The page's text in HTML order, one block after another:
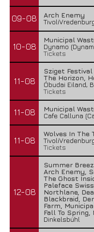
09-08
Arch Enemy
10-08
Municipal
Dynamo
Tickets
11-08
Sziget
The Horizon,
Óbudai Eiland,
Tickets
11-08
Municipal
Cafe Calluna
11-08
Wolves In The
Tickets
12-08
Summer
Arch Enemy,
The Ghost
Paleface
Northlane,
Blackbraid,
Farm,
Fall To Spring,
Dinkelsbühl